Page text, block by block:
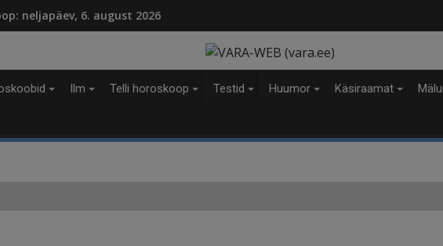
neljapäev, 6. august 2026
Ilm Telli horoskoop Testid Huumor Käsiraamat